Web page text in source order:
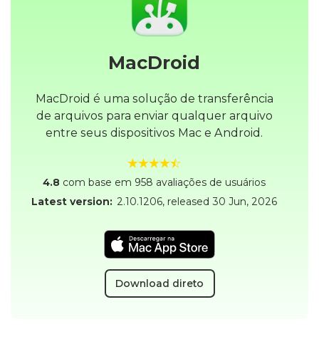
MacDroid
MacDroid é uma solução de transferência
de arquivos para enviar qualquer arquivo
entre seus dispositivos Mac e Android.
4.8 com base em 958 avaliações de usuários
Latest version: 2.10.1206, released 30 Jun, 2026
Download direto